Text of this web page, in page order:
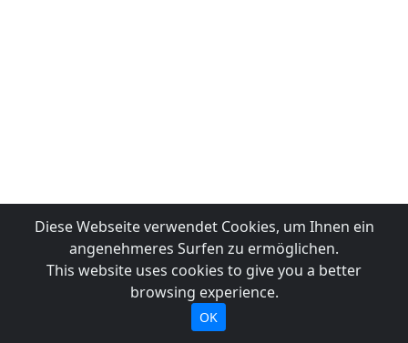
Diese Webseite verwendet Cookies, um Ihnen ein
angenehmeres Surfen zu ermöglichen.
This website uses cookies to give you a better
browsing experience.
OK